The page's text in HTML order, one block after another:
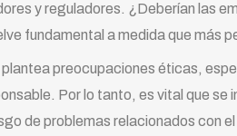
y reguladores. ¿Deberían las
fundamental a medida que más
preocupaciones éticas,
Por lo tanto, es vital que
de problemas relacionados con